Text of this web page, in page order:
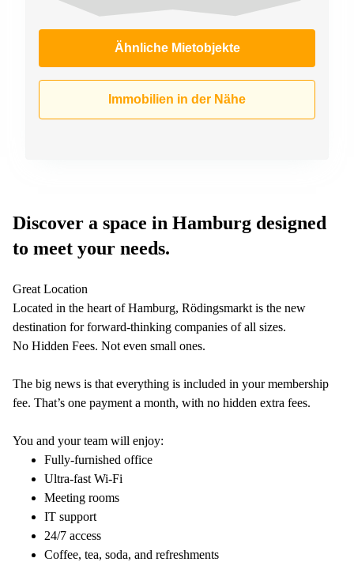
Ähnliche Mietobjekte
Immobilien in der Nähe
Discover a space in Hamburg designed
to meet your needs.
Great Location
Located in the heart of Hamburg, Rödingsmarkt is the new
destination for forward-thinking companies of all sizes.
No Hidden Fees. Not even small ones.
The big news is that everything is included in your membership
fee. That’s one payment a month, with no hidden extra fees.
You and your team will enjoy:
Fully-furnished office
Ultra-fast Wi-Fi
Meeting rooms
IT support
24/7 access
Coffee, tea, soda, and refreshments